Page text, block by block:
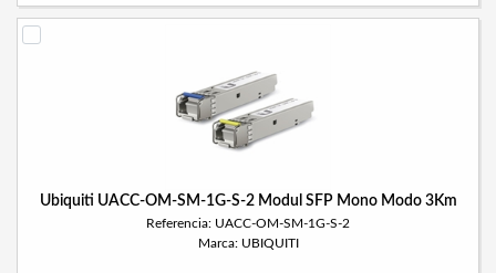
Ubiquiti UACC-OM-SM-1G-S-2 Modul SFP Mono Modo 3Km
Referencia: UACC-OM-SM-1G-S-2
Marca: UBIQUITI